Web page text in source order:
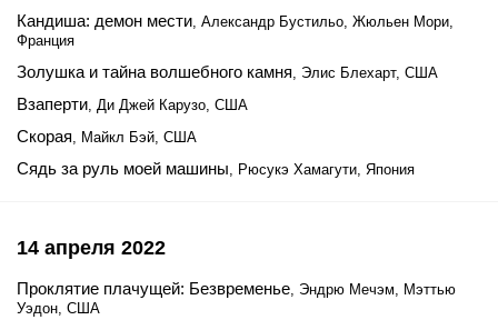
Кандиша: демон мести, Александр Бустильо, Жюльен Мори,
Франция
Золушка и тайна волшебного камня, Элис Блехарт, США
Взаперти, Ди Джей Карузо, США
Скорая, Майкл Бэй, США
Сядь за руль моей машины, Рюсукэ Хамагути, Япония
14 апреля 2022
Проклятие плачущей: Безвременье, Эндрю Мечэм, Мэттью
Уэдон, США